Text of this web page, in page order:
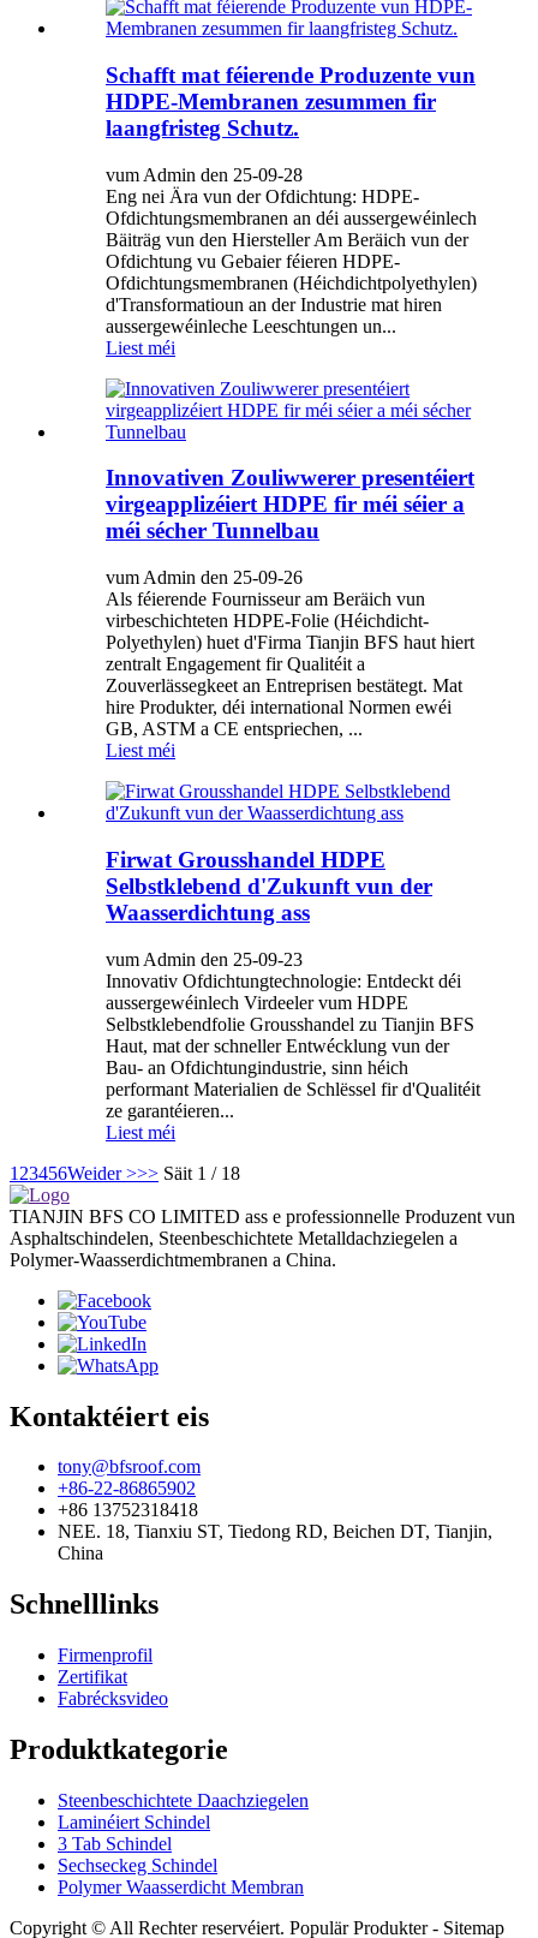
Schafft mat féierende Produzente vun
HDPE-Membranen zesummen fir
laangfristeg Schutz.
vum Admin den 25-09-28
Eng nei Ära vun der Ofdichtung: HDPE-
Ofdichtungsmembranen an déi aussergewéinlech
Bäiträg vun den Hiersteller Am Beräich vun der
Ofdichtung vu Gebaier féieren HDPE-
Ofdichtungsmembranen (Héichdichtpolyethylen)
d'Transformatioun an der Industrie mat hiren
aussergewéinleche Leeschtungen un...
Liest méi
Innovativen Zouliwwerer presentéiert
virgeapplizéiert HDPE fir méi séier a
méi sécher Tunnelbau
vum Admin den 25-09-26
Als féierende Fournisseur am Beräich vun
virbeschichteten HDPE-Folie (Héichdicht-
Polyethylen) huet d'Firma Tianjin BFS haut hiert
zentralt Engagement fir Qualitéit a
Zouverlässegkeet an Entreprisen bestätegt. Mat
hire Produkter, déi international Normen ewéi
GB, ASTM a CE entspriechen, ...
Liest méi
Firwat Grousshandel HDPE
Selbstklebend d'Zukunft vun der
Waasserdichtung ass
vum Admin den 25-09-23
Innovativ Ofdichtungtechnologie: Entdeckt déi
aussergewéinlech Virdeeler vum HDPE
Selbstklebendfolie Grousshandel zu Tianjin BFS
Haut, mat der schneller Entwécklung vun der
Bau- an Ofdichtungindustrie, sinn héich
performant Materialien de Schlëssel fir d'Qualitéit
ze garantéieren...
Liest méi
1 23456Weider >>> Säit 1 / 18
TIANJIN BFS CO LIMITED ass e professionnelle Produzent vun
Asphaltschindelen, Steenbeschichtete Metalldachziegelen a
Polymer-Waasserdichtmembranen a China.
Kontaktéiert eis
tony@bfsroof.com
+86-22-86865902
+86 13752318418
NEE. 18, Tianxiu ST, Tiedong RD, Beichen DT, Tianjin,
China
Schnelllinks
Firmenprofil
Zertifikat
Fabrécksvideo
Produktkategorie
Steenbeschichtete Daachziegelen
Laminéiert Schindel
3 Tab Schindel
Sechseckeg Schindel
Polymer Waasserdicht Membran
Copyright © All Rechter reservéiert. Populär Produkter - Sitemap